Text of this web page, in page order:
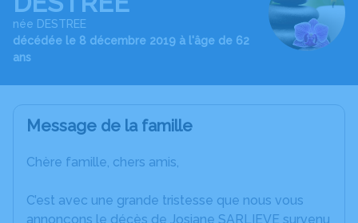
née DESTREE
décédée le 8 décembre 2019 à l'âge de 62
ans
Message de la famille
Chère famille, chers amis,
C’est avec une grande tristesse que nous vous
annonçons le décès de Josiane SARLIEVE survenu